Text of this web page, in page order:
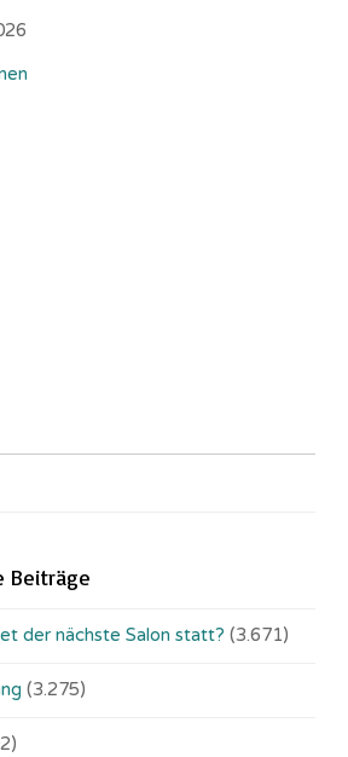
Beiträge
der nächste Salon statt? (3.671)
(3.275)